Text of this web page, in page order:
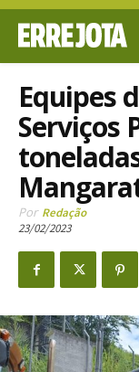
Equipes
Serviços
Por Redação
23/02/2023